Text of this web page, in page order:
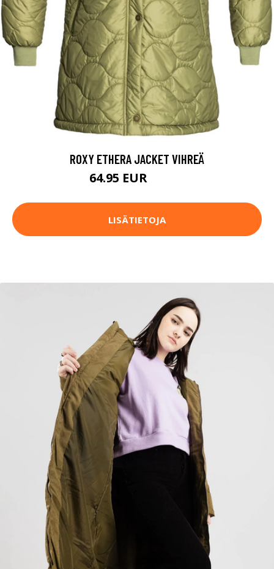
ROXY ETHERA JACKET VIHREÄ
64.95 EUR
LISÄTIETOJA